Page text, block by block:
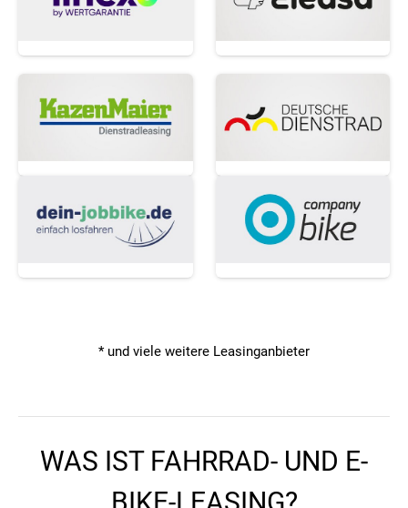
* und viele weitere Leasinganbieter
WAS IST FAHRRAD- UND E-